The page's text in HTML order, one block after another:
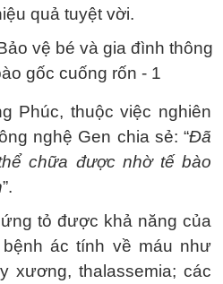
quả tuyệt vời.
Phúc, thuộc việc nghiên
nghệ Gen chia sẻ: “Đã
chữa được nhờ tế bào
”.
tỏ được khả năng của
ác tính về máu như
xương, thalassemia; các